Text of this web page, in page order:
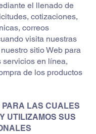
el llenado de
cotizaciones,
correos
visita nuestras
sitio Web para
servicios en línea,
de los productos
LAS CUALES
UTILIZAMOS SUS